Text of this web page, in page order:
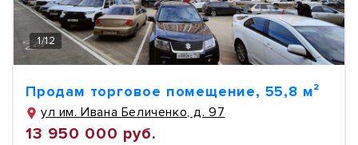
1/12
Продам торговое помещение, 55,8 м²
ул им. Ивана Беличенко, д. 97
13 950 000 руб.